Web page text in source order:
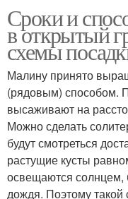
Сроки и
в открытый
схемы
Малину принято
(рядовым) способом.
высаживают на
Можно сделать
будут смотреться
растущие кусты
освещаются солнцем,
дождя. Поэтому